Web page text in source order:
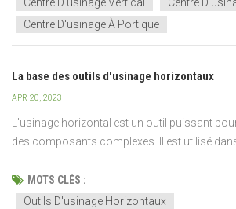
Centre D'usinage Vertical
Centre
Centre D'usinage À Portique
La base des outils d'usinage horizontaux
APR 20, 2023
L'usinage horizontal est un outil puissant
des composants complexes. Il est utilisé
d'industries telles que l'automobile,
autres. Avec sa large gamme d'outils de
automatisées, il peut être un atout puissant...
MOTS CLÉS :
Outils D'usinage Horizontaux